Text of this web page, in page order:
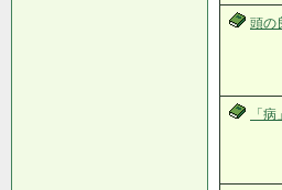
頭の
「